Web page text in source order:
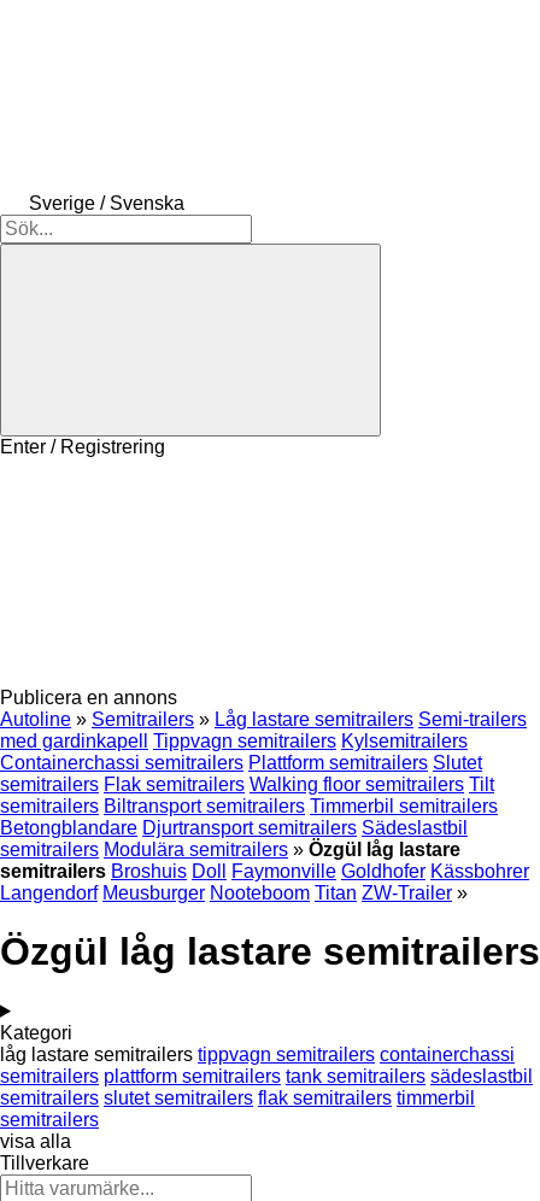
Sverige / Svenska
Enter / Registrering
Publicera en annons
Autoline » Semitrailers » Låg lastare semitrailers Semi-trailers
med gardinkapell
Tippvagn semitrailers Kylsemitrailers
Containerchassi semitrailers Plattform semitrailers Slutet
semitrailers Flak semitrailers Walking floor semitrailers Tilt
semitrailers Biltransport semitrailers Timmerbil semitrailers
Betongblandare Djurtransport semitrailers Sädeslastbil
semitrailers Modulära semitrailers » Özgül låg lastare
semitrailers Broshuis Doll Faymonville Goldhofer Kässbohrer
Langendorf Meusburger Nooteboom Titan ZW-Trailer »
Özgül låg lastare semitrailers
Kategori
låg lastare semitrailers tippvagn semitrailers containerchassi
semitrailers plattform semitrailers tank semitrailers sädeslastbil
semitrailers slutet semitrailers flak semitrailers timmerbil
semitrailers
visa alla
Tillverkare